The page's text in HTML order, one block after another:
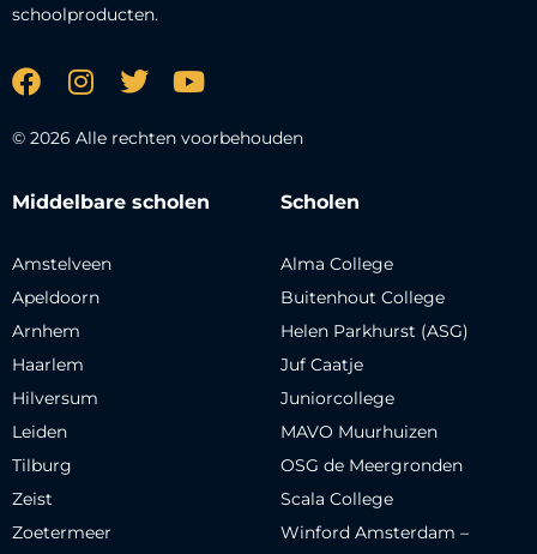
schoolproducten.
© 2026 Alle rechten voorbehouden
Middelbare scholen
Amstelveen
Apeldoorn
Arnhem
Haarlem
Hilversum
Leiden
Tilburg
Zeist
Zoetermeer
Scholen
Alma College
Buitenhout College
Helen Parkhurst (ASG)
Juf Caatje
Juniorcollege
MAVO Muurhuizen
OSG de Meergronden
Scala College
Winford Amsterdam –